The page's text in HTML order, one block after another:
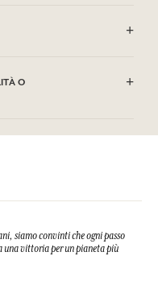
Glyceryl Stearate SE,
Starch,
Alpha-isomethyl
O
ambientali
siamo convinti che ogni passo
una vittoria per un pianeta più